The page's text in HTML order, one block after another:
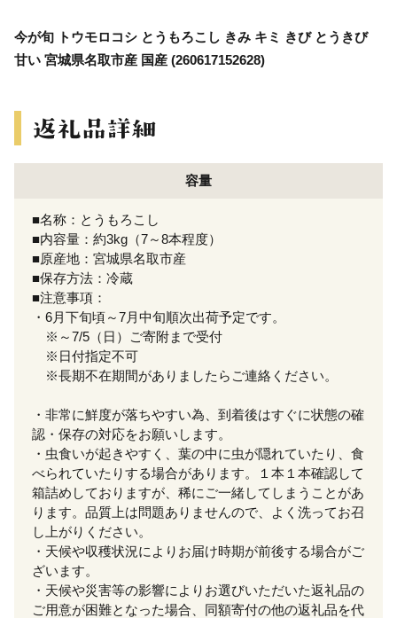
今が旬 トウモロコシ とうもろこし きみ キミ きび とうきび
甘い 宮城県名取市産 国産 (260617152628)
容量
■名称：とうもろこし
■内容量：約3kg（7～8本程度）
■原産地：宮城県名取市産
■保存方法：冷蔵
■注意事項：
・6月下旬頃～7月中旬順次出荷予定です。
※～7/5（日）ご寄附まで受付
※日付指定不可
※長期不在期間がありましたらご連絡ください。
・非常に鮮度が落ちやすい為、到着後はすぐに状態の確
認・保存の対応をお願いします。
・虫食いが起きやすく、葉の中に虫が隠れていたり、食
べられていたりする場合があります。１本１本確認して
箱詰めしておりますが、稀にご一緒してしまうことがあ
ります。品質上は問題ありませんので、よく洗ってお召
し上がりください。
・天候や収穫状況によりお届け時期が前後する場合がご
ざいます。
・天候や災害等の影響によりお選びいただいた返礼品の
ご用意が困難となった場合、同額寄付の他の返礼品を代